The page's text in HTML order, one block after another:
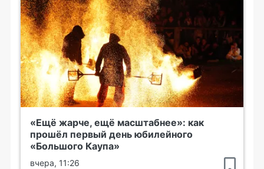
«Ещё жарче, ещё масштабнее»: как
прошёл первый день юбилейного
«Большого Каупа»
вчера, 11:26